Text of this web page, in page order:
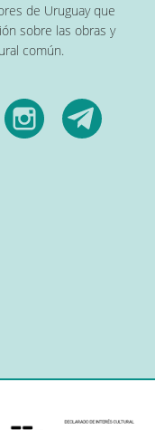
de Uruguay que
sobre las obras y
común.